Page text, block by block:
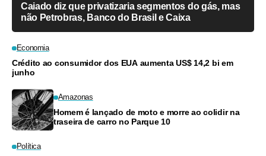
Caiado diz que privatizaria segmentos do gás, mas
não Petrobras, Banco do Brasil e Caixa
Economia
Crédito ao consumidor dos EUA aumenta US$ 14,2 bi em
junho
Amazonas
Homem é lançado de moto e morre ao colidir na
traseira de carro no Parque 10
Política